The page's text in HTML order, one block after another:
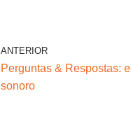
ANTERIOR
Perguntas & Respostas:
sonoro